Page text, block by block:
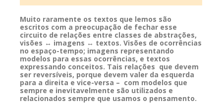
Muito raramente os textos que lemos são
escritos com a preocupação de fechar esse
circuito de relações entre classes de abstrações,
visões ↔ imagens ↔ textos. Visões de ocorrências
no espaço-tempo; imagens representando
modelos para essas ocorrências, e textos
expressando conceitos. Tais relações que devem
ser reversíveis, porque devem valer da esquerda
para a direita e vice-versa – com modelos que
sempre e inevitavelmente são utilizados e
relacionados sempre que usamos o pensamento.